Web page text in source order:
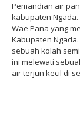
Pemandian air
kabupaten Ngada.
Wae Pana yang
Kabupaten
sebuah kolah
ini melewati
air terjun kecil di